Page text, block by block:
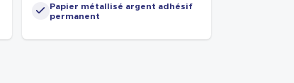
Papier métallisé argent adhésif
permanent